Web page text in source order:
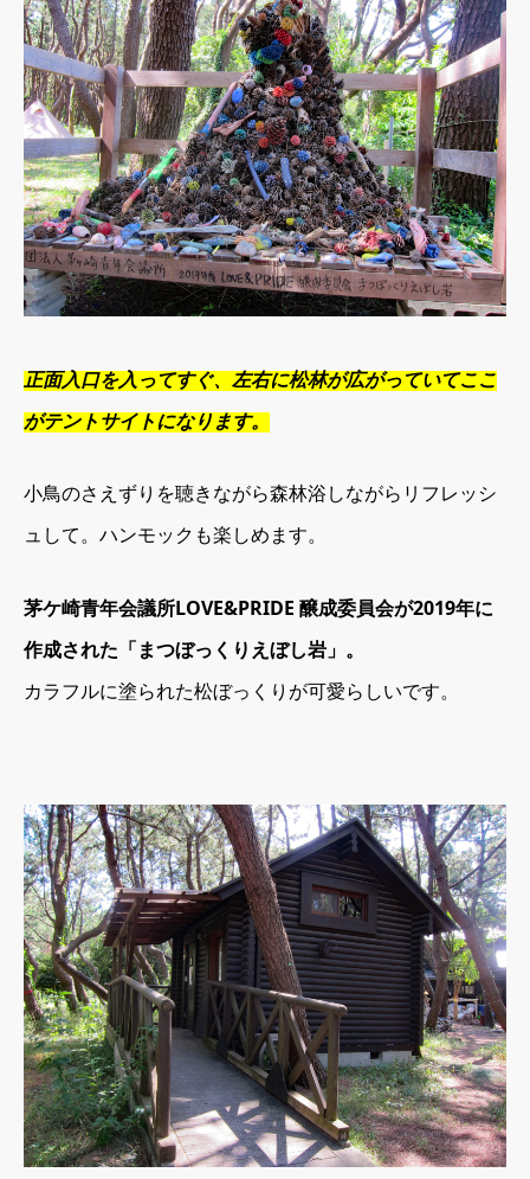
正面入口を入ってすぐ、左右に松林が広がっていてここ
がテントサイトになります。
小鳥のさえずりを聴きながら森林浴しながらリフレッシ
ュして。ハンモックも楽しめます。
茅ケ崎青年会議所LOVE&PRIDE 醸成委員会が2019年に
作成された「まつぼっくりえぼし岩」。
カラフルに塗られた松ぼっくりが可愛らしいです。